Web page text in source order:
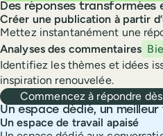
Des réponses transformées
Créer une publication à partir
Mettez instantanément une
Analyses des commentaires
Identifiez les thèmes et idées
inspiration renouvelée.
Commencez à répondre
Un espace dédié, un meilleur
Un espace de travail apaisé